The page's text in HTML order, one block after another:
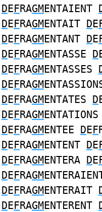
DEFRAGMENTAIENT
DEFRAGMENTAIT DE
DEFRAGMENTANT DE
DEFRAGMENTASSE D
DEFRAGMENTASSES
DEFRAGM
DEFRAGMENTATES D
DEFRAGMENTATIONS
DEFRAGMENTEE DEF
DEFRAGMENTENT DE
DEFRAGMENTERA DE
DEFRAGM
DEFRAGMENTERAIT
DEFRAGMENTERENT